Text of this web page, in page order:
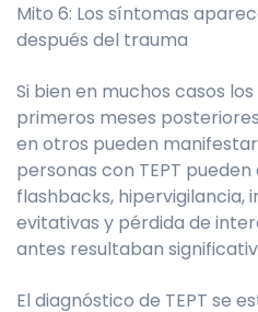
Mito 6: Los síntomas
después del trauma
Si bien en muchos casos
primeros meses
en otros pueden
personas con TEPT
flashbacks, hipervigilancia,
evitativas y pérdida de
antes resultaban
El diagnóstico de TEPT se